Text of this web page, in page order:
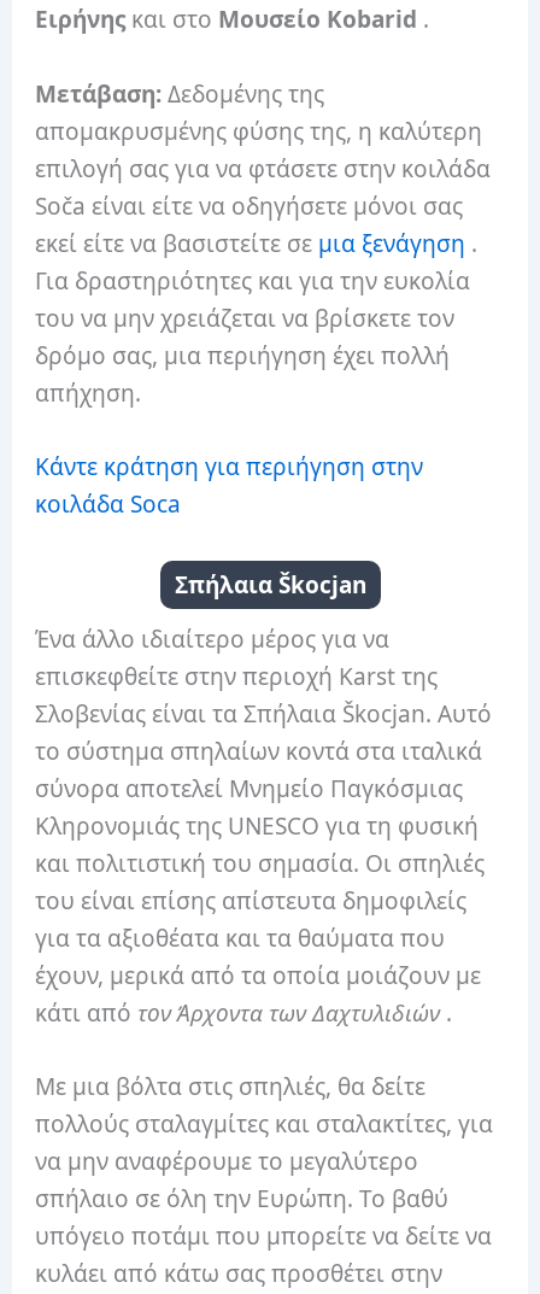
Ειρήνηςκαι στο Μουσείο Kobarid .
Μετάβαση:Δεδομένης της
απομακρυσμένης φύσης της, η καλύτερη
επιλογή σας για να φτάσετε στην κοιλάδα
Soča είναι είτε να οδηγήσετε μόνοι σας
εκεί είτε να βασιστείτε σε μια ξενάγηση .
Για δραστηριότητες και για την ευκολία
του να μην χρειάζεται να βρίσκετε τον
δρόμο σας, μια περιήγηση έχει πολλή
απήχηση.
Κάντε κράτηση για περιήγηση στην
κοιλάδα Soca
Σπήλαια Škocjan
Ένα άλλο ιδιαίτερο μέρος για να
επισκεφθείτε στην περιοχή Karst της
Σλοβενίας είναι τα Σπήλαια Škocjan. Αυτό
το σύστημα σπηλαίων κοντά στα ιταλικά
σύνορα αποτελεί Μνημείο Παγκόσμιας
Κληρονομιάς της UNESCO για τη φυσική
και πολιτιστική του σημασία. Οι σπηλιές
του είναι επίσης απίστευτα δημοφιλείς
για τα αξιοθέατα και τα θαύματα που
έχουν, μερικά από τα οποία μοιάζουν με
κάτι από τον Άρχοντα των Δαχτυλιδιών.
Με μια βόλτα στις σπηλιές, θα δείτε
πολλούς σταλαγμίτες και σταλακτίτες, για
να μην αναφέρουμε το μεγαλύτερο
σπήλαιο σε όλη την Ευρώπη. Το βαθύ
υπόγειο ποτάμι που μπορείτε να δείτε να
κυλάει από κάτω σας προσθέτει στην